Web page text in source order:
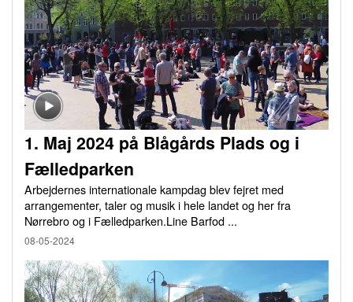
1. Maj 2024 på Blågårds Plads og i
Fælledparken
Arbejdernes internationale kampdag blev fejret med
arrangementer, taler og musik i hele landet og her fra
Nørrebro og i Fælledparken.Line Barfod ...
08-05-2024